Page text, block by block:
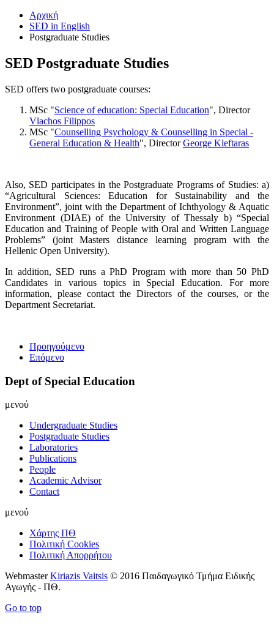
Αρχική
SED in English
Postgraduate Studies
SED Postgraduate Studies
SED offers two postgraduate courses:
MSc "Science of education: Special Education", Director
Vlachos Filippos
MSc "Counselling Psychology & Counselling in Special -
General Education & Health", DirectorGeorge Kleftaras
Also, SED participates in the Postgraduate Programs of Studies: a)
“Agricultural Sciences: Education for Sustainability and the
Environment”, joint with the Department of Ichthyology & Aquatic
Environment (DIAE) of the University of Thessaly b) “Special
Education and Training of People with Oral and Written Language
Problems” (joint Masters distance learning program with the
Hellenic Open University).
In addition, SED runs a PhD Program with more than 50 PhD
Candidates in various topics in Special Education. For more
information, please contact the Directors of the courses, or the
Department Secretariat.
Προηγούμενο
Επόμενο
Dept of Special Education
μενού
Undergraduate Studies
Postgraduate Studies
Laboratories
Publications
People
Academic Advisor
Contact
μενού
Χάρτης ΠΘ
Πολιτική Cookies
Πολιτική Απορρήτου
WebmasterKiriazis Vaitsis © 2016 Παιδαγωγικό Τμήμα Ειδικής
Αγωγής - ΠΘ.
Go to top